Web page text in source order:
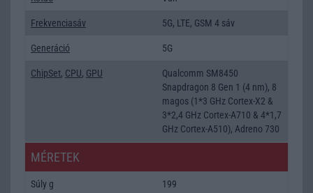
Frekvenciasáv 5G, LTE, GSM 4 sáv
Generáció 5G
ChipSet, CPU, GPU
Qualcomm SM8450
Snapdragon 8 Gen 1 (4 nm), 8
magos (1*3 GHz Cortex-X2 &
3*2,4 GHz Cortex-A710 & 4*1,7
GHz Cortex-A510), Adreno 730
MÉRETEK
Súly g 199